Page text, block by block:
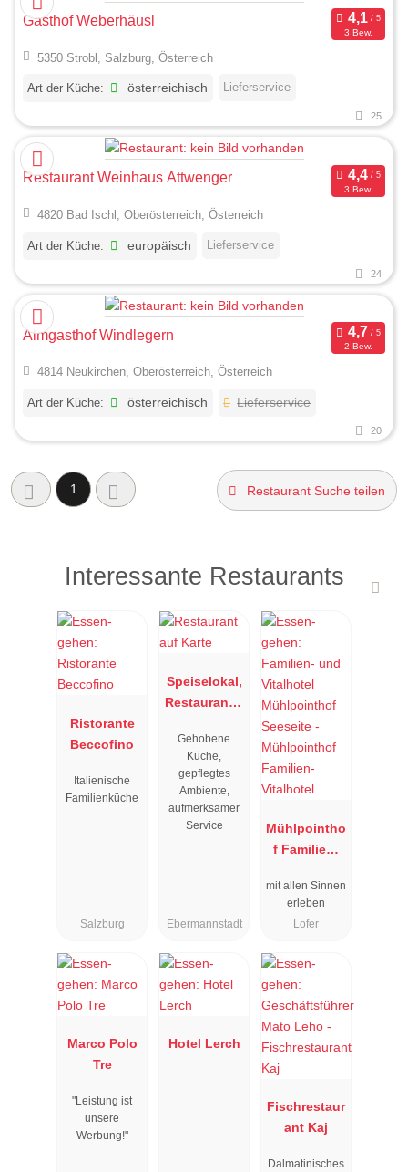
Gasthof Weberhäusl
3 Bew.
5350 Strobl, Salzburg, Österreich
Art der Küche: österreichisch Lieferservice
25
Restaurant Weinhaus Attwenger
3 Bew.
4820 Bad Ischl, Oberösterreich, Österreich
Art der Küche: europäisch Lieferservice
24
Almgasthof Windlegern
2 Bew.
4814 Neukirchen, Oberösterreich, Österreich
Art der Küche: österreichisch Lieferservice
20
1 Restaurant Suche teilen
Interessante Restaurants
Ristorante
Beccofino
Italienische
Familienküche
Salzburg
Speiselokal,
Restaurant "
"
Gehobene
Küche,
gepflegtes
Ambiente,
aufmerksamer
Service
Ebermannstadt
Mühlpointho
f Familien-
mit allen Sinnen
erleben
Lofer
Marco Polo
Tre
"Leistung ist
unsere
Werbung!"
Hotel Lerch
Fischrestaur
ant Kaj
Dalmatinisches